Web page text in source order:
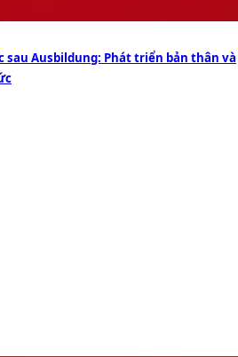
sau Ausbildung: Phát triển bản thân và